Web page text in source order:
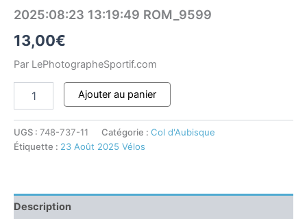
2025:08:23 13:19:49 ROM_9599
13,00€
Par LePhotographeSportif.com
Ajouter au panier
UGS : 748-737-11 Catégorie : Col d'Aubisque
Étiquette : 23 Août 2025 Vélos
Description